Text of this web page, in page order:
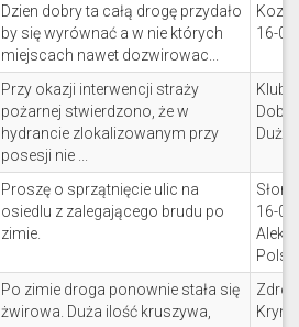
Dzien dobry ta całą drogę przydało
by się wyrównać a w nie których
miejscach nawet dozwirowac...
16-
Przy okazji interwencji straży
pożarnej stwierdzono, że w
hydrancie zlokalizowanym przy
posesji nie ...
Duże
Proszę o sprzątnięcie ulic na
osiedlu z zalegającego brudu po
zimie.
16-
Po zimie droga ponownie stała się
żwirowa. Duża ilość kruszywa,